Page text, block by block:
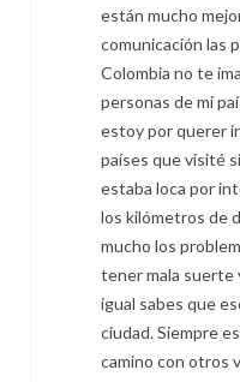
están mucho
comunicación las
Colombia no te
personas de mi
estoy por querer ir
países que visité
estaba loca por
los kilómetros de
mucho los
tener mala suerte
igual sabes que
ciudad. Siempre
camino con otros